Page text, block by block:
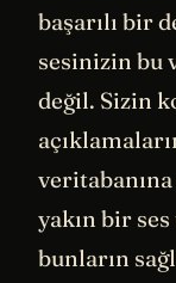
başarılı bir
sesinizin bu
değil. Sizin
yakın bir
bunların